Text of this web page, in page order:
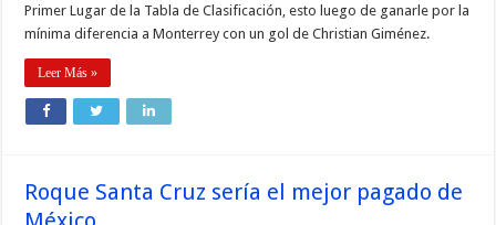
Primer Lugar de la Tabla de Clasificación, esto luego de ganarle por la
mínima diferencia a Monterrey con un gol de Christian Giménez.
Leer Más »
Roque Santa Cruz sería el mejor pagado de